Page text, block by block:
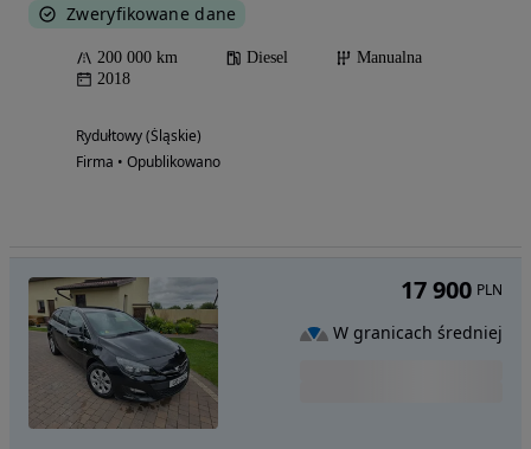
Zweryfikowane dane
200 000 km Diesel
Manualna
2018
Rydułtowy (Śląskie)
Firma • Opublikowano
17 900 PLN
W granicach średniej